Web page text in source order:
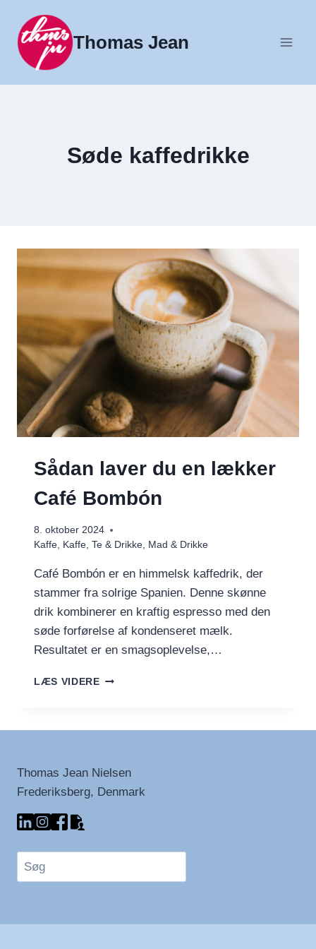
indhold
Thomas Jean
Søde kaffedrikke
Sådan laver du en lækker
Café Bombón
8. oktober 2024
Kaffe, Kaffe, Te & Drikke, Mad & Drikke
Café Bombón er en himmelsk kaffedrik, der
stammer fra solrige Spanien. Denne skønne
drik kombinerer en kraftig espresso med den
søde forførelse af kondenseret mælk.
Resultatet er en smagsoplevelse,…
LÆS VIDERESÅDAN
BOMBÓN
Thomas Jean Nielsen
Frederiksberg, Denmark
Søg